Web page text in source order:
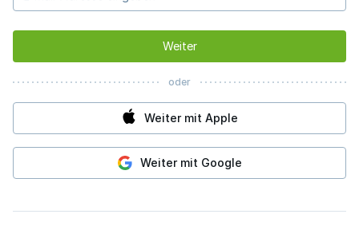
Weiter
oder
Weiter mit Apple
Weiter mit Google